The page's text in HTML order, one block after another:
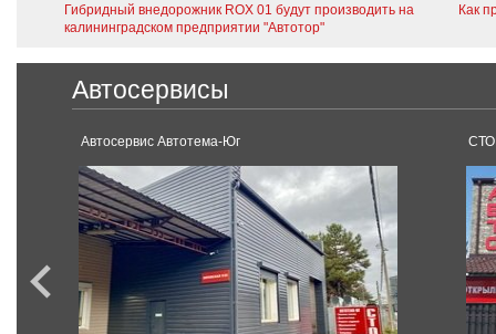
Гибридный внедорожник ROX 01 будут производить на
калининградском предприятии "Автотор"
Как
Автосервисы
Автосервис Автотема-Юг СТО